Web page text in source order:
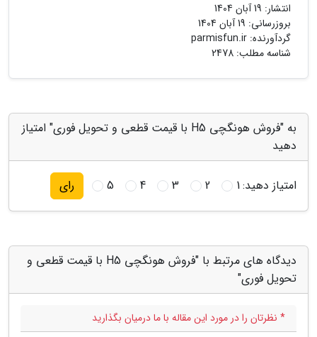
انتشار: 19 آبان 1404
بروزرسانی: 19 آبان 1404
گردآورنده: parmisfun.ir
شناسه مطلب: 2478
به "فروش هونگچی H5 با قیمت قطعی و تحویل فوری" امتیاز
دهید
امتیاز دهید:1
2
3
4
5 رای
دیدگاه های مرتبط با "فروش هونگچی H5 با قیمت قطعی و
تحویل فوری"
* نظرتان را در مورد این مقاله با ما درمیان بگذارید